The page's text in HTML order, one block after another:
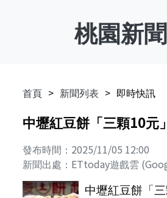
桃園新
首頁 新聞列表 即時快訊
中壢紅豆餅「三顆10元
發布時間：2025/11/05 12:00
新聞出處：ETtoday遊戲雲
中壢紅豆餅「